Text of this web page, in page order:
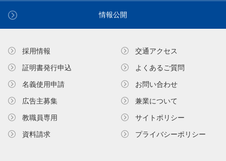
情報公開
採用情報
証明書発⾏申込
名義使⽤申請
広告主募集
教職員専⽤
資料請求
交通アクセス
よくあるご質問
お問い合わせ
兼業について
サイトポリシー
プライバシーポリシー